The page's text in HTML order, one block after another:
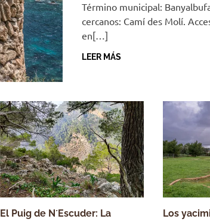
Término municipal:
cercanos: Camí des Molí.
en[…]
LEER MÁS
El Puig de N´Escuder: La
Los